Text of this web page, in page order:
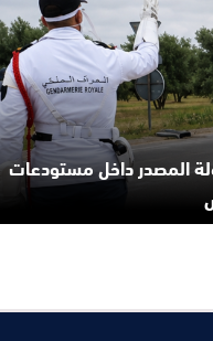
المصدر داخل مستودعات